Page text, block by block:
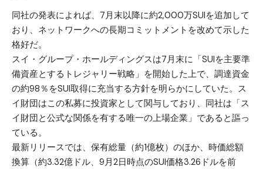
同社の発表によれば、7月末以降に約2,000万SUIを追加して
おり、ネットワークへの長期コミットメントを改めて示した
格好だ。
スイ・グループ・ホールディングスは7月末に「SUIを主要準
備資産とするトレジャリー戦略」を開始した上で、調達資金
の約98％をSUI取得に充当する方針を明らかにしていた。ス
イ財団はこの私募に投資家として関与しており、同社は「ス
イ財団と公式な関係を有する唯一の上場企業」であると謳っ
ている。
最新リリースでは、保有総量（約1億枚）のほか、時価総額
換算（約3.32億ドル、9月2日時点のSUI価格3.26ドルを前